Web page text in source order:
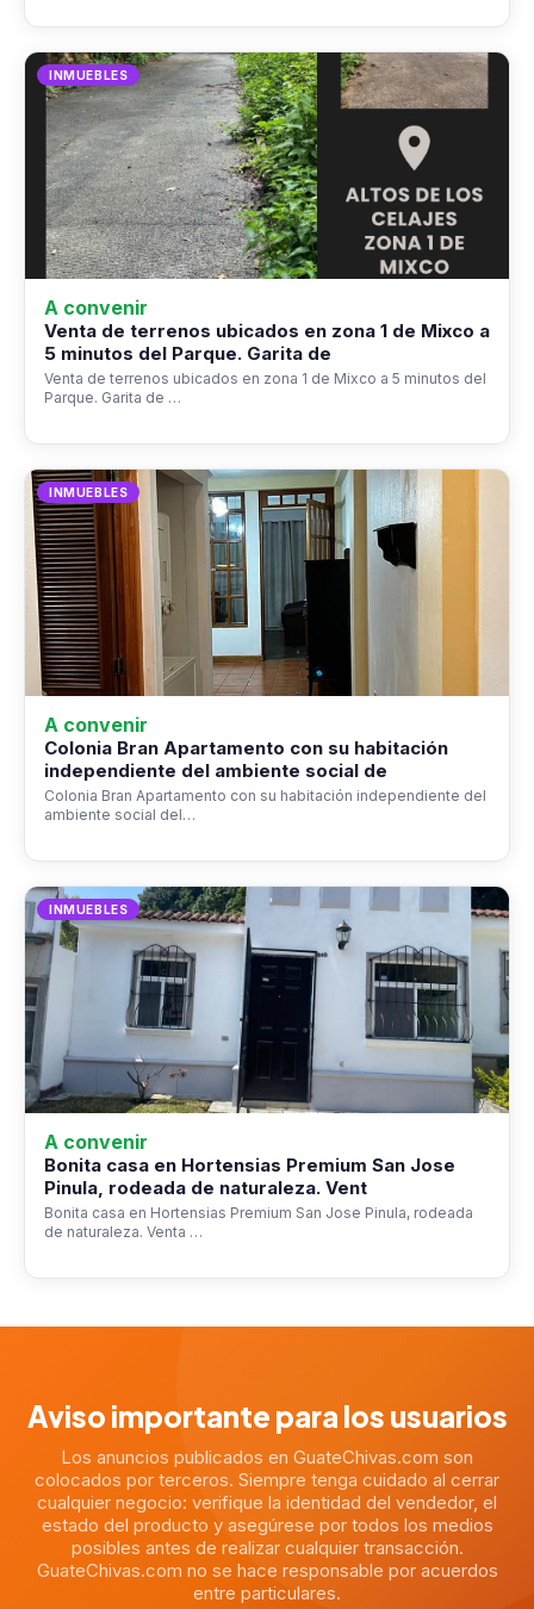
INMUEBLES
A convenir
Venta de terrenos ubicados en zona 1 de Mixco a
5 minutos del Parque. Garita de
Venta de terrenos ubicados en zona 1 de Mixco a 5 minutos del
Parque. Garita de …
INMUEBLES
A convenir
Colonia Bran Apartamento con su habitación
independiente del ambiente social de
Colonia Bran Apartamento con su habitación independiente del
ambiente social del…
INMUEBLES
A convenir
Bonita casa en Hortensias Premium San Jose
Pinula, rodeada de naturaleza. Vent
Bonita casa en Hortensias Premium San Jose Pinula, rodeada
de naturaleza. Venta …
Aviso importante para los usuarios
Los anuncios publicados en GuateChivas.com son
colocados por terceros. Siempre tenga cuidado al cerrar
cualquier negocio: verifique la identidad del vendedor, el
estado del producto y asegúrese por todos los medios
posibles antes de realizar cualquier transacción.
GuateChivas.com no se hace responsable por acuerdos
entre particulares.